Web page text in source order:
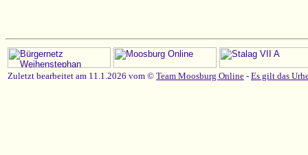
Zuletzt bearbeitet am 11.1.2026 vom © Team Moosburg Online - Es gilt das